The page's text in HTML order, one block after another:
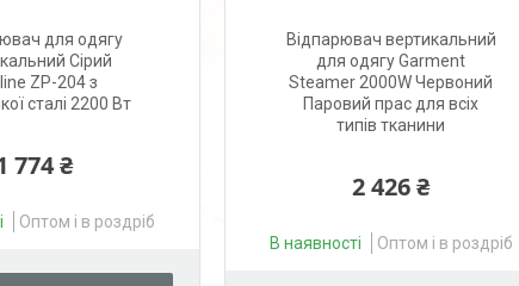
для одягу
Сірий
ZP-204 з
сталі 2200 Вт
774 ₴
Оптом і в роздріб
Відпарювач вертикальний
для одягу Garment
Steamer 2000W Червоний
Паровий прас для всіх
типів тканини
2 426 ₴
В наявності Оптом і в роздріб